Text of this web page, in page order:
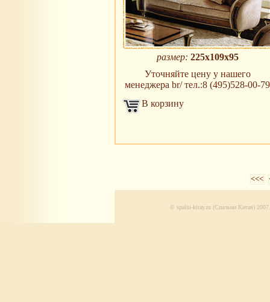
размер: 225х109х95
Уточняйте цену у нашего
менеджера br/ тел.:8 (495)528-00-79
В корзину
<<<
© spalni-kitay.ru (Спальни Китая) 2007.